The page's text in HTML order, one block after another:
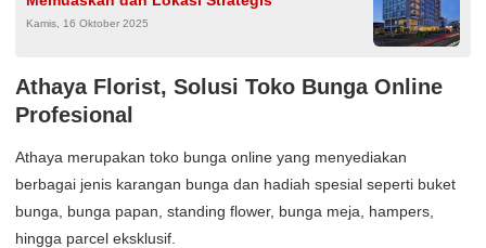
Kamis, 16 Oktober 2025
Athaya Florist, Solusi Toko Bunga Online
Profesional
Athaya merupakan toko bunga online yang menyediakan
berbagai jenis karangan bunga dan hadiah spesial seperti buket
bunga, bunga papan, standing flower, bunga meja, hampers,
hingga parcel eksklusif.